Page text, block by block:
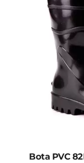
Bota PVC